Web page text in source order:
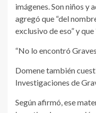
imágenes. Son niños y
agregó que “del
exclusivo de eso” y que
“No lo encontró
Domene también
Investigaciones de
Según afirmó, ese